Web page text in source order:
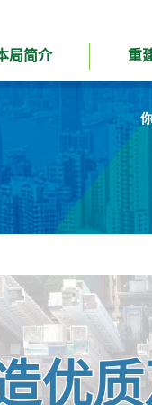
局简介 重
优